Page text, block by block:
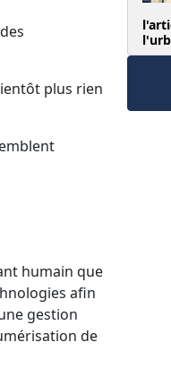
plus rien
humain que
afin
gestion
de